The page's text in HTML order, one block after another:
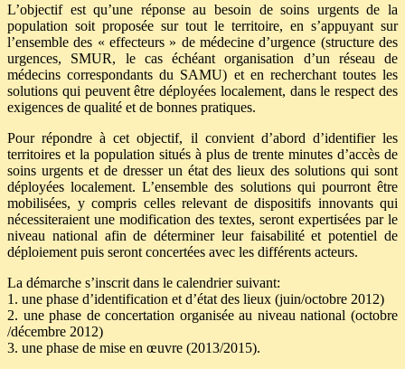
L’objectif est qu’une réponse au besoin de soins urgents de la
population soit proposée sur tout le territoire, en s’appuyant sur
l’ensemble des « effecteurs » de médecine d’urgence (structure des
urgences, SMUR, le cas échéant organisation d’un réseau de
médecins correspondants du SAMU) et en recherchant toutes les
solutions qui peuvent être déployées localement, dans le respect des
exigences de qualité et de bonnes pratiques.
Pour répondre à cet objectif, il convient d’abord d’identifier les
territoires et la population situés à plus de trente minutes d’accès de
soins urgents et de dresser un état des lieux des solutions qui sont
déployées localement. L’ensemble des solutions qui pourront être
mobilisées, y compris celles relevant de dispositifs innovants qui
nécessiteraient une modification des textes, seront expertisées par le
niveau national afin de déterminer leur faisabilité et potentiel de
déploiement puis seront concertées avec les différents acteurs.
La démarche s’inscrit dans le calendrier suivant:
1. une phase d’identification et d’état des lieux (juin/octobre 2012)
2. une phase de concertation organisée au niveau national (octobre
/décembre 2012)
3. une phase de mise en œuvre (2013/2015).